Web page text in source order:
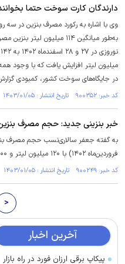
دارندگان کارت سوخت حتما
به‌طور میانگین ۱۱۴ میلیون
در جایگاه‌های سوخت کشور، کمبودی
کد خبر: ۹۰۰۳۵۲ تاریخ انتشار : ۱۴۰۳/۰۱/۰۵
خبر بنزینی جدید: حجم مصرف
به گفته جعفر سالاری‌نسب حجم مصرف
فروردین‌ماه ۱۴۰۲) با ۱۲۰ میلیون لیتر و ۴۰۰ هزار لیتر، ۳.۸ درصد کاهش یافته است.
کد خبر: ۹۰۰۲۴۹ تاریخ انتشار : ۱۴۰۳/۰۱/۰۵
>
آخرین اخبار
پیکاپ برقی ارزان فورد در راه بازار